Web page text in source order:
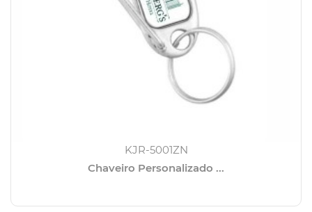
KJR-5001ZN
Chaveiro Personalizado ...